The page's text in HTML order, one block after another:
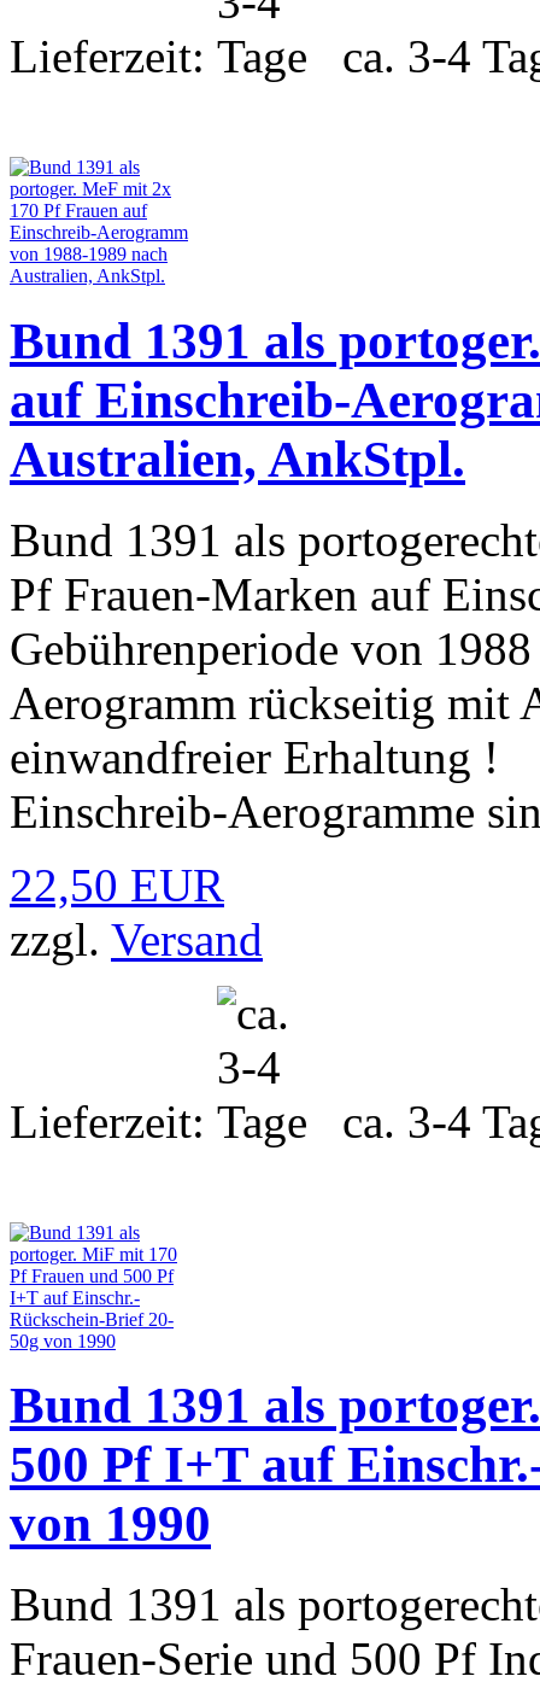
Lieferzeit: ca. 3-4
Bund 1391 als
auf Einschreib-
Australien, AnkStpl.
Bund 1391 als
Pf Frauen-Marken auf
Gebührenperiode von
Aerogramm rückseitig mit
einwandfreier Erhaltung !
Einschreib-Aerogramme
22,50 EUR
zzgl. Versand
Lieferzeit: ca. 3-4
Bund 1391 als
500 Pf I+T auf
von 1990
Bund 1391 als
Frauen-Serie und 500 Pf